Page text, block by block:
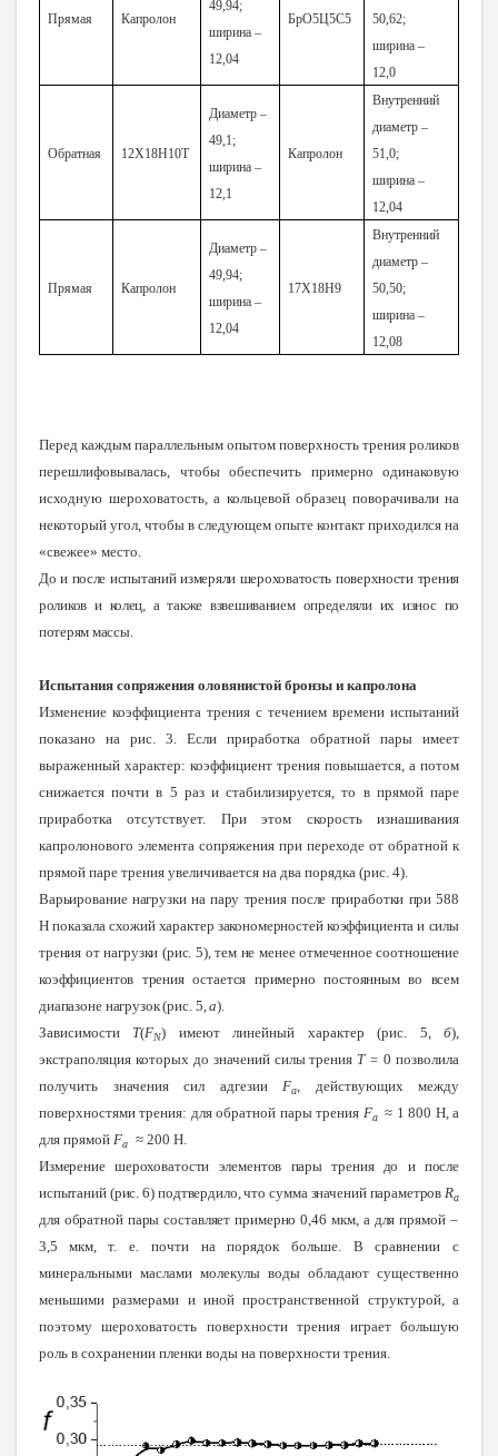
Прямая Капролон
49,94;
ширина –
12,04
БрО5Ц5С5
50,62;
ширина –
12,0
Обратная 12Х18Н10Т
Диаметр –
49,1;
ширина –
12,1
Капролон
Внутренний
диаметр –
51,0;
ширина –
12,04
Прямая Капролон
Диаметр –
49,94;
ширина –
12,04
17Х18Н9
Внутренний
диаметр –
50,50;
ширина –
12,08
Перед каждым параллельным опытом поверхность трения роликов
перешлифовывалась, чтобы обеспечить примерно одинаковую
исходную шероховатость, а кольцевой образец поворачивали на
некоторый угол, чтобы в следующем опыте контакт приходился на
«свежее» место.
До и после испытаний измеряли шероховатость поверхности трения
роликов и колец, а также взвешиванием определяли их износ по
потерям массы.
Испытания сопряжения оловянистой бронзы и капролона
Изменение коэффициента трения с течением времени испытаний
показано на рис. 3. Если приработка обратной пары имеет
выраженный характер: коэффициент трения повышается, а потом
снижается почти в 5 раз и стабилизируется, то в прямой паре
приработка отсутствует. При этом скорость изнашивания
капролонового элемента сопряжения при переходе от обратной к
прямой паре трения увеличивается на два порядка (рис. 4).
Варьирование нагрузки на пару трения после приработки при 588
Н показала схожий характер закономерностей коэффициента и силы
трения от нагрузки (рис. 5), тем не менее отмеченное соотношение
коэффициентов трения остается примерно постоянным во всем
диапазоне нагрузок (рис. 5,а).
Зависимости T(FN) имеют линейный характер (рис. 5,б),
экстраполяция которых до значений силы трения T=0 позволила
получить значения сил адгезии Fa, действующих между
поверхностями трения: для обратной пары трения Fa
≈ 1 800 Н, а
для прямой Fa
≈ 200 Н.
Измерение шероховатости элементов пары трения до и после
испытаний (рис. 6) подтвердило, что сумма значений параметровRa
для обратной пары составляет примерно 0,46 мкм, а для прямой –
3,5 мкм, т. е. почти на порядок больше. В сравнении с
минеральными маслами молекулы воды обладают существенно
меньшими размерами и иной пространственной структурой, а
поэтому шероховатость поверхности трения играет большую
роль в сохранении пленки воды на поверхности трения.